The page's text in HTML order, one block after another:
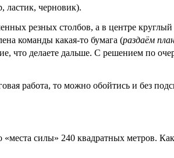
ластик, черновик).
резных столбов, а в центре
команды какая-то бумага (раздаём
что делаете дальше. С решением по
работа, то можно обойтись и без
силы» 240 квадратных метров.